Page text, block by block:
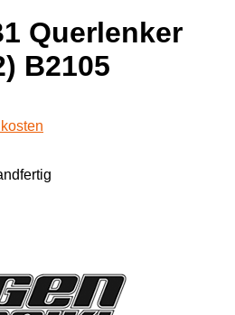
Querlenker
B2105